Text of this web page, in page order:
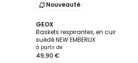
Nouveauté
GEOX
Baskets respirantes, en cuir
suèdé NEW EMBERLIX
à partir de
49,90 €